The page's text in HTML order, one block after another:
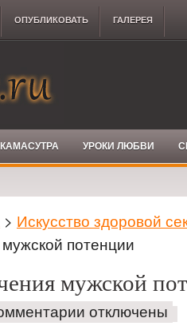
ОПУБЛИКОВАТЬ ГАЛЕРЕЯ
КАМАСУТРА УРОКИ ЛЮБВИ
> Искусство здоровой
потенции
мужской
отключены